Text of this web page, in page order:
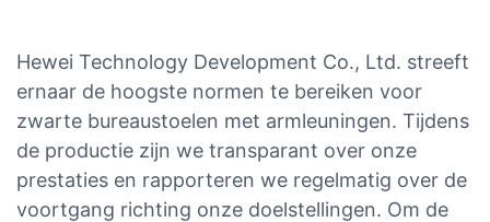
Hewei Technology Development Co., Ltd. streeft
ernaar de hoogste normen te bereiken voor
zwarte bureaustoelen met armleuningen. Tijdens
de productie zijn we transparant over onze
prestaties en rapporteren we regelmatig over de
voortgang richting onze doelstellingen. Om de